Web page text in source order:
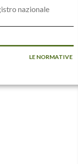
nazionale
LE NORMATIVE